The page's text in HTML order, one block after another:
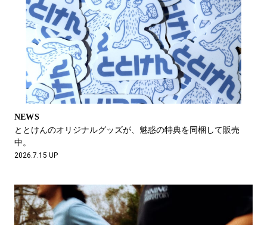
#ESSENTIAL DESIGNS #古着サミット
#NEW VINTAGE #マイナーグッド図鑑
#路地裏てぃーん。 #MONTHLY JOURNAL
#GH 銘品の所以 #フイナムのYouTube
#Commune H #FOCUS IT #AH.H
#ととけん #FASHION #MUSIC #MOVIE
#LIFESTYLE
NEWS
ととけんのオリジナルグッズが、魅惑の特典を同梱して販売
中。
2026.7.15 UP